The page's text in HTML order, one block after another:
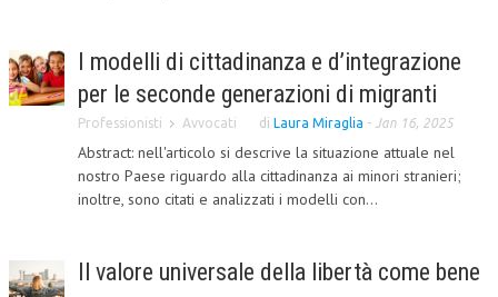
LA RIVISTA
COMITATO SCIENTIFICO
COMITATO EDITORIALE
REDAZIONE
CODICE ETICO
I modelli di cittadinanza e d’integrazione
per le seconde generazioni di migranti
Professionisti Avvocati di Laura Miraglia - Jan 16, 2025
Abstract: nell'articolo si descrive la situazione attuale nel
nostro Paese riguardo alla cittadinanza ai minori stranieri;
inoltre, sono citati e analizzati i modelli con...
Il valore universale della libertà come bene